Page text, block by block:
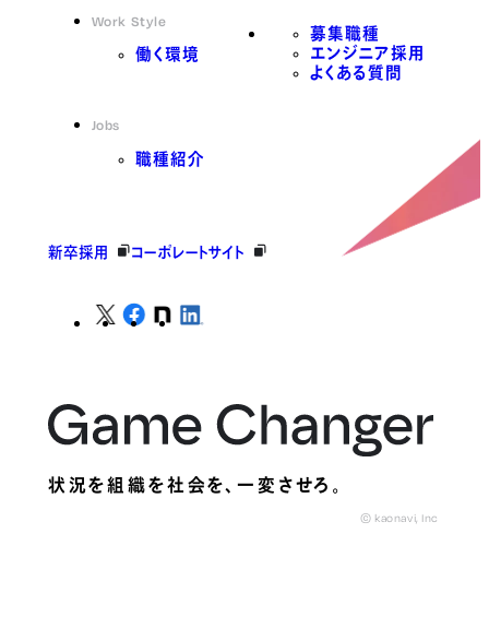
Work Style
働く環境
Jobs
職種紹介
募集職種
エンジニア採用
よくある質問
新卒採用 コーポレートサイト
状況を組織を社会を、一変させろ。
© kaonavi, Inc